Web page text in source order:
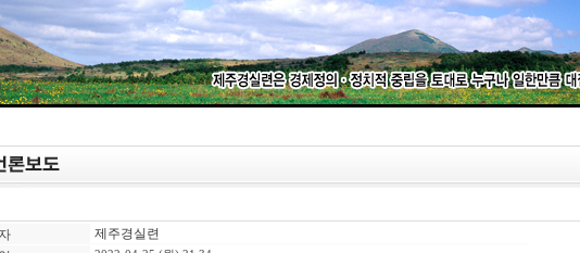
제주경실련